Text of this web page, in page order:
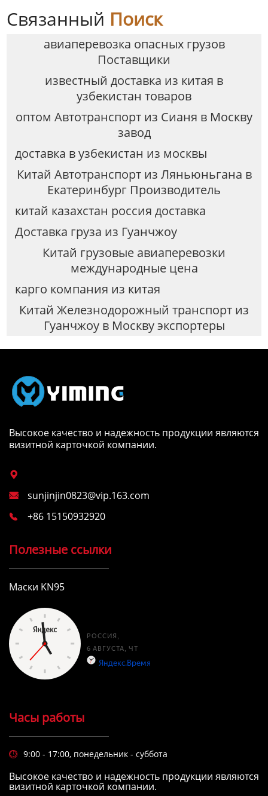
Связанный Поиск
авиаперевозка опасных грузов
Поставщики
известный доставка из китая в
узбекистан товаров
оптом Автотранспорт из Сианя в Москву
завод
доставка в узбекистан из москвы
Китай Автотранспорт из Ляньюньгана в
Екатеринбург Производитель
китай казахстан россия доставка
Доставка груза из Гуанчжоу
Китай грузовые авиаперевозки
международные цена
карго компания из китая
Китай Железнодорожный транспорт из
Гуанчжоу в Москву экспортеры
Высокое качество и надежность продукции являются
визитной карточкой компании.

 sunjinjin0823@vip.163.com
 +86 15150932920
Полезные ссылки
Маски KN95
Часы работы
 9:00 - 17:00, понедельник - суббота
Высокое качество и надежность продукции являются
визитной карточкой компании.